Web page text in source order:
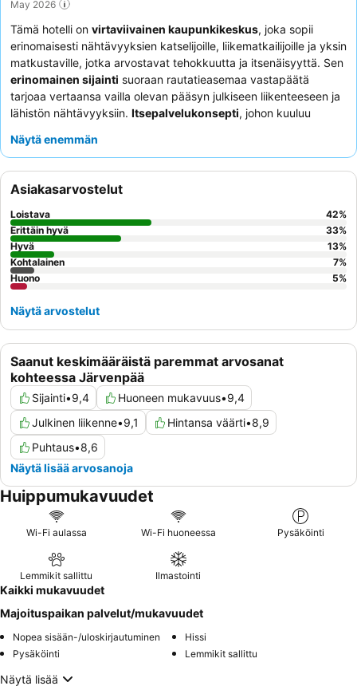
May 2026
Tämä hotelli on virtaviivainen kaupunkikeskus, joka sopii
erinomaisesti nähtävyyksien katselijoille, liikematkailijoille ja yksin
matkustaville, jotka arvostavat tehokkuutta ja itsenäisyyttä. Sen
erinomainen sijainti suoraan rautatieasemaa vastapäätä
tarjoaa vertaansa vailla olevan pääsyn julkiseen liikenteeseen ja
lähistön nähtävyyksiin. Itsepalvelukonsepti, johon kuuluu
ja jääkaapit, palvelee modernia, omatoimista matkailijaa.
aamiaista
Todella rentouttavan kokemuksen saamiseksi kannattaa pyytää
puutarhaan päin olevaa huonetta, jotta saat paremman rauhan.
Näytä enemmän
Saanut keskimääräistä paremmat arvosanat
kohteessa Järvenpää
Sijainti•9,4 Huoneen mukavuus•9,4
Julkinen liikenne•9,1 Hintansa väärti•8,9
Puhtaus•8,6
Näytä lisää arvosanoja
Asiakasarvostelut
Loistava 42%
Erittäin hyvä
33%
Hyvä
13%
Kohtalainen
7%
Huono
5%
Näytä arvostelut
Huippumukavuudet
Wi-Fi aulassa Wi-Fi huoneessa Pysäköinti
Lemmikit sallittu Ilmastointi
Kaikki mukavuudet
Majoituspaikan palvelut/mukavuudet
Nopea sisään-/uloskirjautuminen
Hissi
Pysäköinti
Lemmikit sallittu
Näytä lisää